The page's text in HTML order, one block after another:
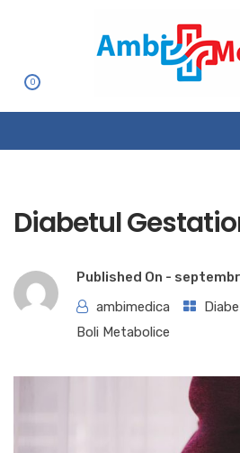
0
Diabetul
Published On -
ambimedica
Boli Metabolice